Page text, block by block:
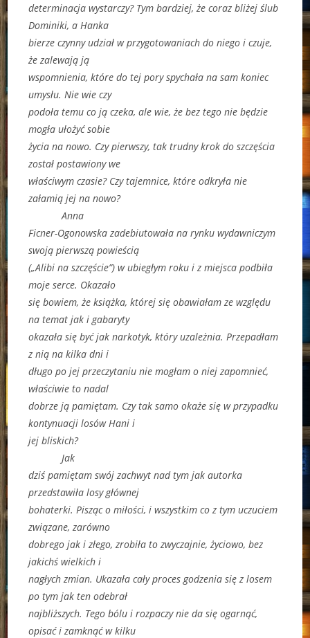
determinacja wystarczy? Tym bardziej, że coraz bliżej ślub
Dominiki, a Hanka
bierze czynny udział w przygotowaniach do niego i czuje,
że zalewają ją
wspomnienia, które do tej pory spychała na sam koniec
umysłu. Nie wie czy
podoła temu co ją czeka, ale wie, że bez tego nie będzie
mogła ułożyć sobie
życia na nowo. Czy pierwszy, tak trudny krok do szczęścia
został postawiony we
właściwym czasie? Czy tajemnice, które odkryła nie
załamią jej na nowo?
Anna
Ficner-Ogonowska zadebiutowała na rynku wydawniczym
swoją pierwszą powieścią
(„Alibi na szczęście”) w ubiegłym roku i z miejsca podbiła
moje serce. Okazało
się bowiem, że książka, której się obawiałam ze względu
na temat jak i gabaryty
okazała się być jak narkotyk, który uzależnia. Przepadłam
z nią na kilka dni i
długo po jej przeczytaniu nie mogłam o niej zapomnieć,
właściwie to nadal
dobrze ją pamiętam. Czy tak samo okaże się w przypadku
kontynuacji losów Hani i
jej bliskich?
Jak
dziś pamiętam swój zachwyt nad tym jak autorka
przedstawiła losy głównej
bohaterki. Pisząc o miłości, i wszystkim co z tym uczuciem
związane, zarówno
dobrego jak i złego, zrobiła to zwyczajnie, życiowo, bez
jakichś wielkich i
nagłych zmian. Ukazała cały proces godzenia się z losem
po tym jak ten odebrał
najbliższych. Tego bólu i rozpaczy nie da się ogarnąć,
opisać i zamknąć w kilku